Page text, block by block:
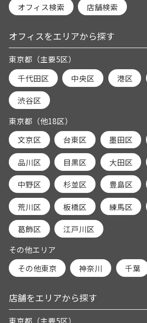
オフィス検索 店舗検索
オフィスをエリアから探す
東京都（主要5区）
千代田区
中央区 港区
渋谷区
東京都（他18区）
文京区
台東区 墨田区
品川区 目黒区 大田区
中野区 杉並区 豊島区
荒川区 板橋区 練馬区
葛飾区
江戸川区
その他エリア
その他東京
神奈川 千葉
店舗をエリアから探す
東京都（主要5区）